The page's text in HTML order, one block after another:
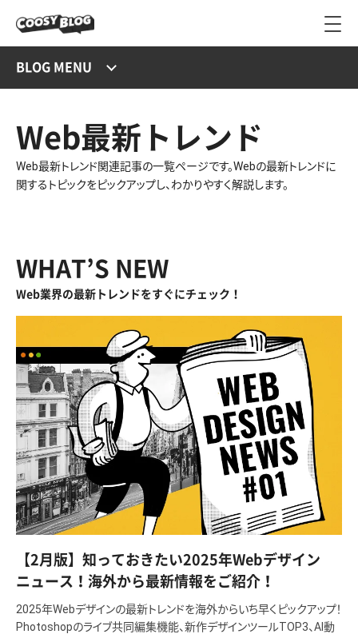
BLOG MENU
Web最新トレンド
Web最新トレンド関連記事の一覧ページです。Webの最新トレンドに
関するトピックをピックアップし、わかりやすく解説します。
WHAT’S NEW
Web業界の最新トレンドをすぐにチェック！
【2月版】知っておきたい2025年Webデザイン
ニュース！海外から最新情報をご紹介！
2025年Webデザインの最新トレンドを海外からいち早くピックアップ！
Photoshopのライブ共同編集機能、新作デザインツールTOP3、AI動